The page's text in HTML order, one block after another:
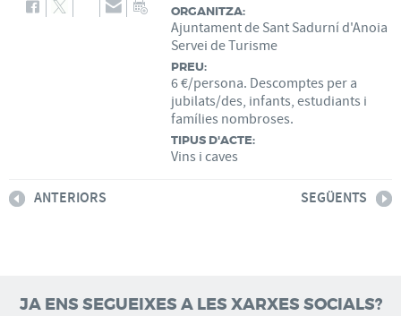
ORGANITZA:
Ajuntament de Sant Sadurní d'Anoia
Servei de Turisme
PREU:
6 €/persona. Descomptes per a
jubilats/des, infants, estudiants i
famílies nombroses.
TIPUS D'ACTE:
Vins i caves
ANTERIORS SEGÜENTS
JA ENS SEGUEIXES A LES XARXES SOCIALS?